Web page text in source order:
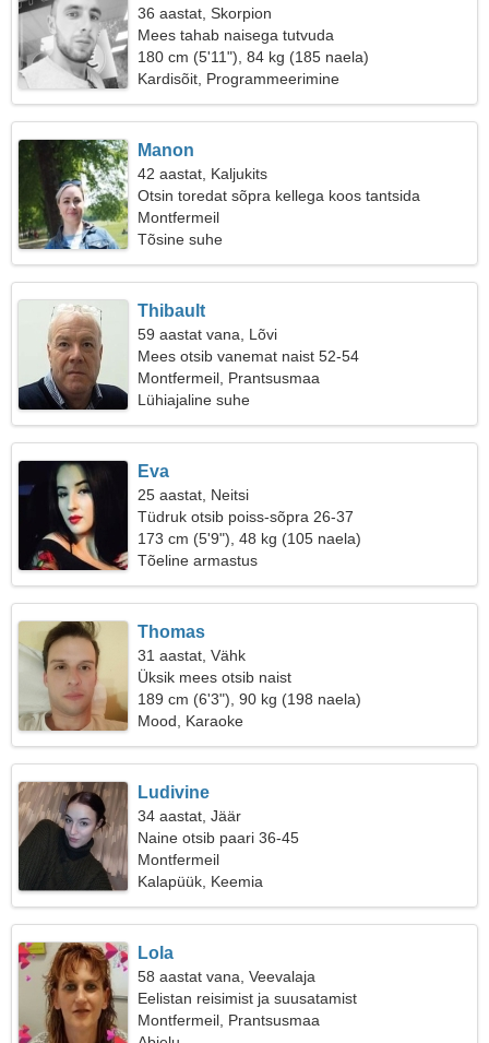
36 aastat, Skorpion
Mees tahab naisega tutvuda
180 cm (5'11"), 84 kg (185 naela)
Kardisõit, Programmeerimine
Manon
42 aastat, Kaljukits
Otsin toredat sõpra kellega koos tantsida
Montfermeil
Tõsine suhe
Thibault
59 aastat vana, Lõvi
Mees otsib vanemat naist 52-54
Montfermeil, Prantsusmaa
Lühiajaline suhe
Eva
25 aastat, Neitsi
Tüdruk otsib poiss-sõpra 26-37
173 cm (5'9"), 48 kg (105 naela)
Tõeline armastus
Thomas
31 aastat, Vähk
Üksik mees otsib naist
189 cm (6'3"), 90 kg (198 naela)
Mood, Karaoke
Ludivine
34 aastat, Jäär
Naine otsib paari 36-45
Montfermeil
Kalapüük, Keemia
Lola
58 aastat vana, Veevalaja
Eelistan reisimist ja suusatamist
Montfermeil, Prantsusmaa